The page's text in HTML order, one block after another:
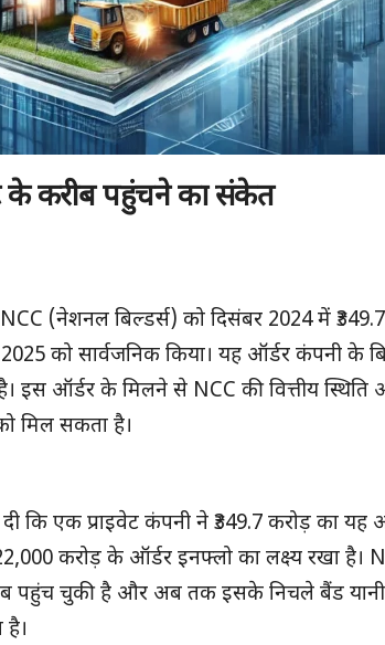
के करीब पहुंचने का संकेत
(नेशनल बिल्डर्स) को दिसंबर 2024 में
को सार्वजनिक किया। यह ऑर्डर कंपनी के
इस ऑर्डर के मिलने से NCC की वित्तीय
मिल सकता है।
कि एक प्राइवेट कंपनी ने ₹349.7 करोड़ का यह
करोड़ के ऑर्डर इनफ्लो का लक्ष्य रखा है।
पहुंच चुकी है और अब तक इसके निचले बैंड यानी